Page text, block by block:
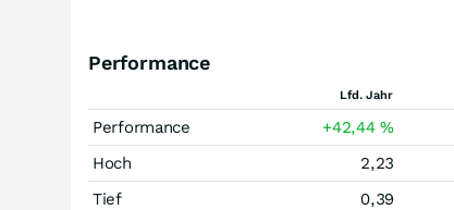
Performance
Lfd. Jahr
Performance +42,44%
Hoch
2,23
Tief
0,39